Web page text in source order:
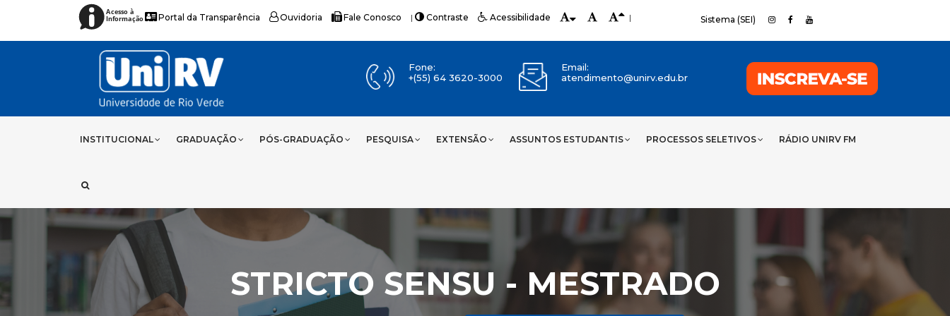
Acesso à
Informação Portal da Transparência Ouvidoria Fale Conosco | Contraste Acessibilidade | Sistema (SEI)
Fone:
+(55) 64 3620-3000
Email:
atendimento@unirv.edu.br
INSTITUCIONAL GRADUAÇÃO PÓS-GRADUAÇÃO PESQUISA EXTENSÃO ASSUNTOS ESTUDANTIS PROCESSOS SELETIVOS RÁDIO UNIRV FM
STRICTO SENSU - MESTRADO